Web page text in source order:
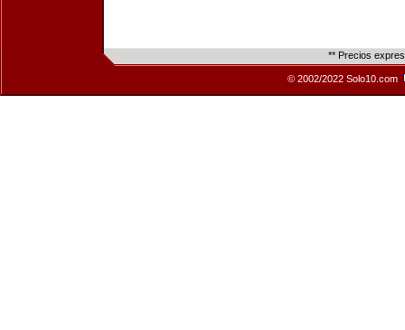
** Precios
© 2002/2022 Solo10.com